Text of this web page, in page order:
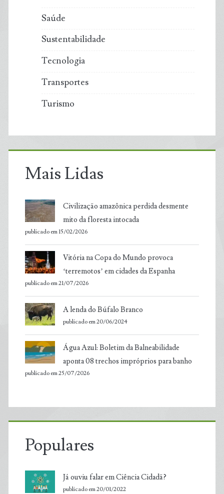
Saúde
Sustentabilidade
Tecnologia
Transportes
Turismo
Mais Lidas
Civilização amazônica perdida desmente
mito da floresta intocada
publicado em 15/02/2026
Vitória na Copa do Mundo provoca
‘terremotos’ em cidades da Espanha
publicado em 21/07/2026
A lenda do Búfalo Branco
publicado em 20/06/2024
Água Azul: Boletim da Balneabilidade
aponta 08 trechos impróprios para banho
publicado em 25/07/2026
Populares
Já ouviu falar em Ciência Cidadã?
publicado em 20/01/2022